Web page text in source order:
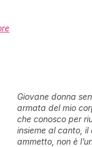
Giovane donna
armata del mio
che conosco per
insieme al canto,
ammetto, non è